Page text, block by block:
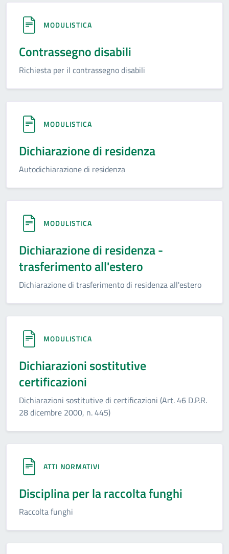
MODULISTICA
Contrassegno disabili
Richiesta per il contrassegno disabili
MODULISTICA
Dichiarazione di residenza
Autodichiarazione di residenza
MODULISTICA
Dichiarazione di residenza -
trasferimento all'estero
Dichiarazione di trasferimento di residenza all'estero
MODULISTICA
Dichiarazioni sostitutive
certificazioni
Dichiarazioni sostitutive di certificazioni (Art. 46 D.P.R.
28 dicembre 2000, n. 445)
ATTI NORMATIVI
Disciplina per la raccolta funghi
Raccolta funghi